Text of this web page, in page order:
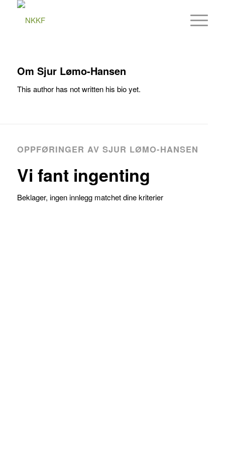
Om Sjur Lømo-Hansen
This author has not written his bio yet.
OPPFØRINGER AV SJUR LØMO-HANSEN
Vi fant ingenting
Beklager, ingen innlegg matchet dine kriterier